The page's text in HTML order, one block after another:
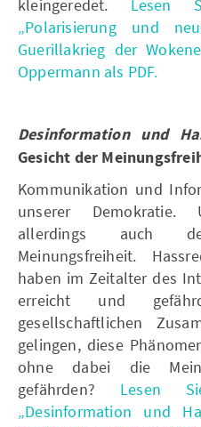
kleingeredet. Lesen
„Polarisierung und
Guerillakrieg der
Oppermann als PDF.
Desinformation und
Gesicht der
Kommunikation und
unserer
allerdings auch
Meinungsfreiheit.
haben im Zeitalter des
erreicht und
gesellschaftlichen
gelingen, diese
ohne dabei die
gefährden? Lesen
„Desinformation und